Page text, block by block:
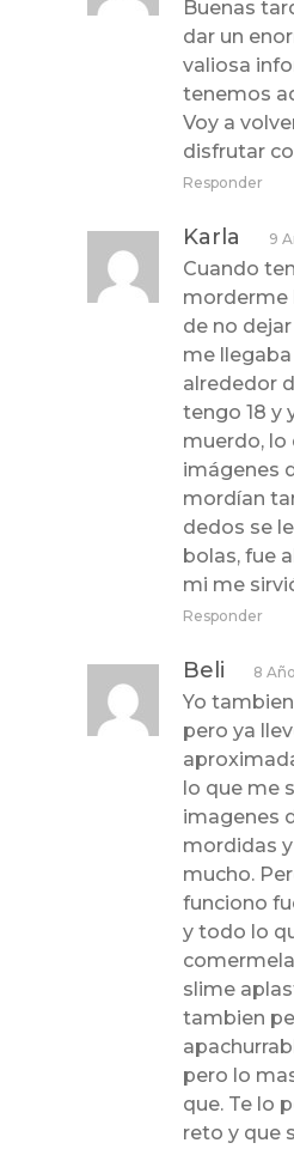
Buenas
dar un
valiosa
tenemos
Voy a
disfrutar
Responder
Karla 9
Cuando
morderme
de no
me
alrededor
tengo 18 y
muerdo, lo
imágenes
mordían
dedos se
bolas, fue
mi me
Responder
Beli 8
Yo
pero ya
lo que me
imagenes
mordidas
mucho.
funciono
y todo lo
slime
tambien
pero lo
que. Te lo
reto y que